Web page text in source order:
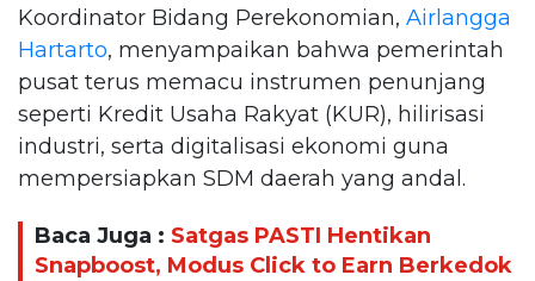
Koordinator Bidang Perekonomian, Airlangga
Hartarto, menyampaikan bahwa pemerintah
pusat terus memacu instrumen penunjang
seperti Kredit Usaha Rakyat (KUR), hilirisasi
industri, serta digitalisasi ekonomi guna
mempersiapkan SDM daerah yang andal.
Baca Juga : Satgas PASTI Hentikan
Snapboost, Modus Click to Earn Berkedok